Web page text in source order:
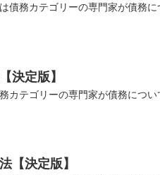
債務カテゴリーの専門家が債務
決定版】
カテゴリーの専門家が債務につ
【決定版】